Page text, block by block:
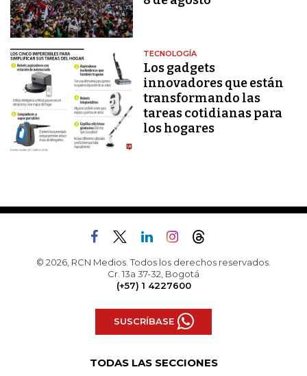
TECNOLOGÍA
Los gadgets
innovadores que están
transformando las
tareas cotidianas para
los hogares
© 2026, RCN Medios. Todos los derechos reservados.
Cr. 13a 37-32, Bogotá
(+57) 1 4227600
SUSCRÍBASE
TODAS LAS SECCIONES